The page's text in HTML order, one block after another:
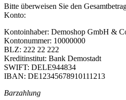
Bitte überweisen Sie den
Konto:
Kontoinhaber: Demoshop GmbH &
Kontonummer: 10000000
BLZ: 222 22 222
Kreditinstitut: Bank Demostadt
SWIFT: DELE944834
IBAN: DE12345678910111213
Barzahlung